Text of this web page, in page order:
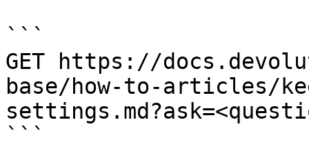
```
GET https://
base/how-to-articles/
```